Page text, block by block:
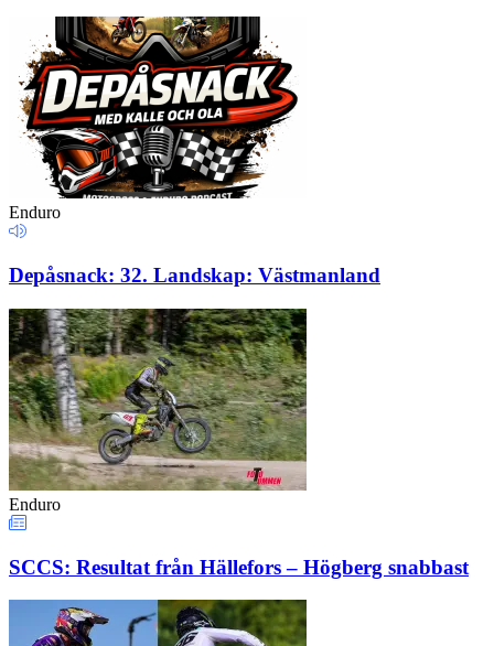
Enduro
Depåsnack: 32. Landskap: Västmanland
Enduro
SCCS: Resultat från Hällefors – Högberg snabbast